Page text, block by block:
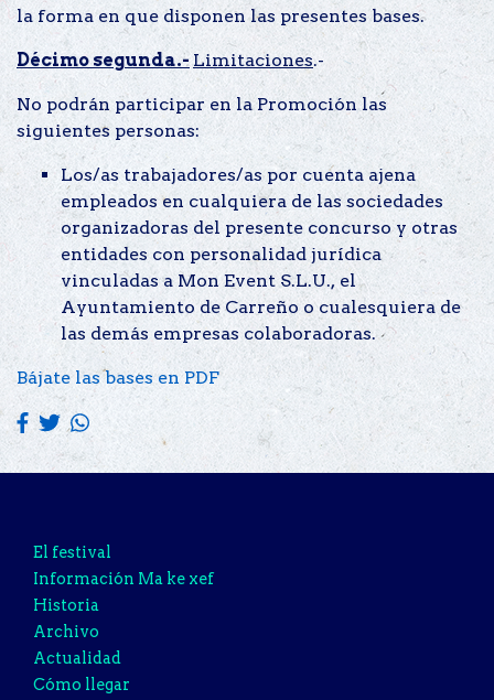
la forma en que disponen las presentes bases.
Décimo segunda.- Limitaciones.-
No podrán participar en la Promoción las
siguientes personas:
Los/as trabajadores/as por cuenta ajena
empleados en cualquiera de las sociedades
organizadoras del presente concurso y otras
entidades con personalidad jurídica
vinculadas a Mon Event S.L.U., el
Ayuntamiento de Carreño o cualesquiera de
las demás empresas colaboradoras.
Bájate las bases en PDF
El festival
Información Ma ke xef
Historia
Archivo
Actualidad
Cómo llegar